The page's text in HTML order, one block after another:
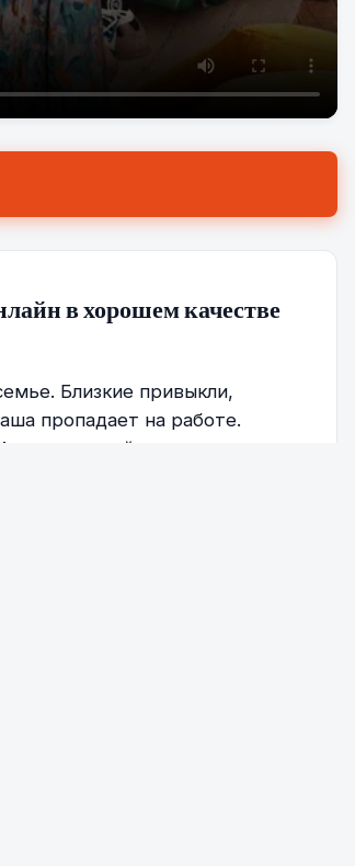
в хорошем качестве
Близкие привыкли,
пропадает на работе.
решает уйти от него